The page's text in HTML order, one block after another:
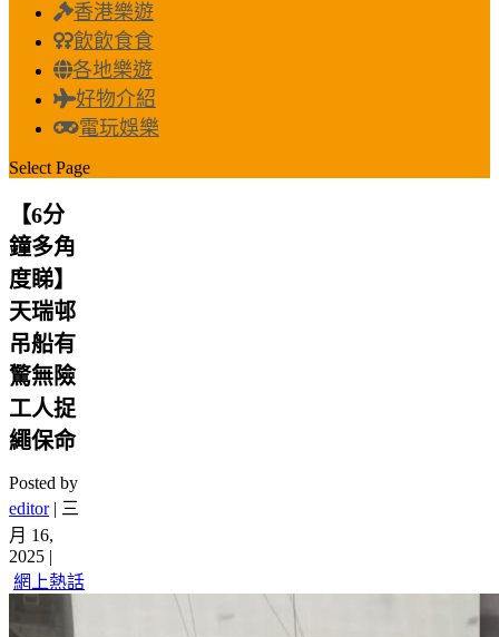
香港樂遊
飲飲食食
各地樂遊
好物介紹
電玩娛樂
Select Page
【6分
鐘多角
度睇】
天瑞邨
吊船有
驚無險
工人捉
繩保命
Posted by
editor| 三
月 16,
2025 |
網上熱話